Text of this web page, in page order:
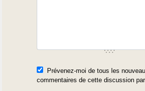
Prévenez-moi de tous les
commentaires de cette discussion